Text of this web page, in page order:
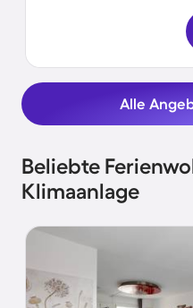
Alle
Beliebte
Klimaanlage